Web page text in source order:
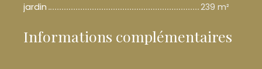
jardin
239 m²
Informations complémentaires